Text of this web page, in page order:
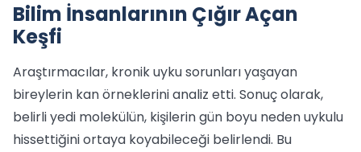
Bilim İnsanlarının Çığır Açan
Keşfi
Araştırmacılar, kronik uyku sorunları yaşayan
bireylerin kan örneklerini analiz etti. Sonuç olarak,
belirli yedi molekülün, kişilerin gün boyu neden uykulu
hissettiğini ortaya koyabileceği belirlendi. Bu